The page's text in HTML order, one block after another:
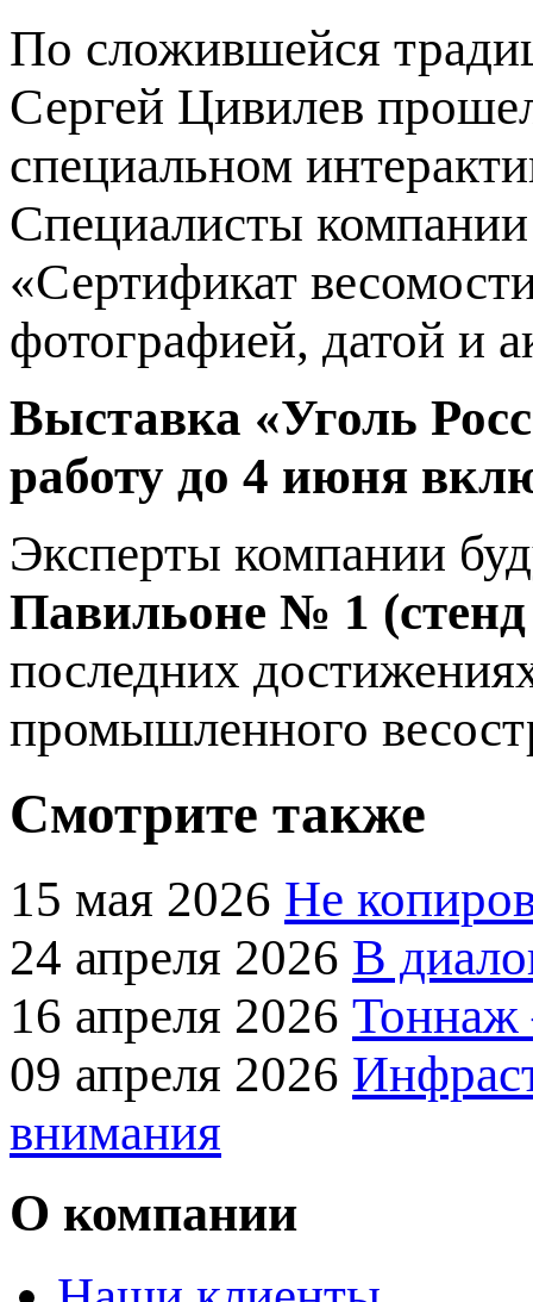
По сложившейся
Сергей Цивилев
специальном
Специалисты
«Сертификат
фотографией, датой и
Выставка «Уголь
работу до 4 июня
Эксперты компании
Павильоне № 1
последних
промышленного
Смотрите также
15 мая 2026 Не
24 апреля 2026 В
16 апреля 2026 Тоннаж
09 апреля 2026
внимания
О компании